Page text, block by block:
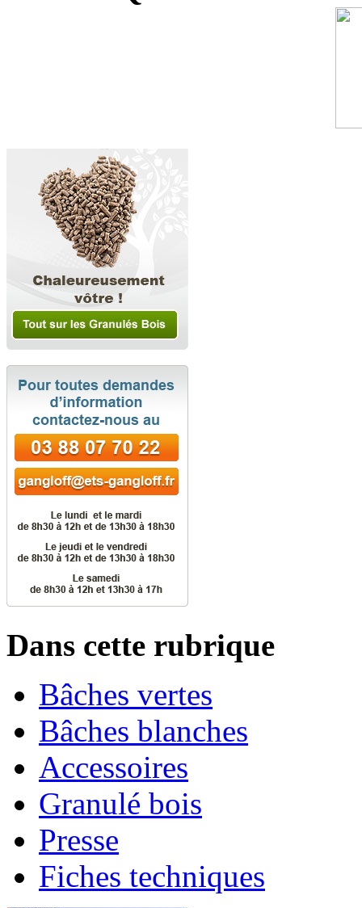
Dans cette rubrique
Bâches vertes
Bâches blanches
Accessoires
Granulé bois
Presse
Fiches techniques